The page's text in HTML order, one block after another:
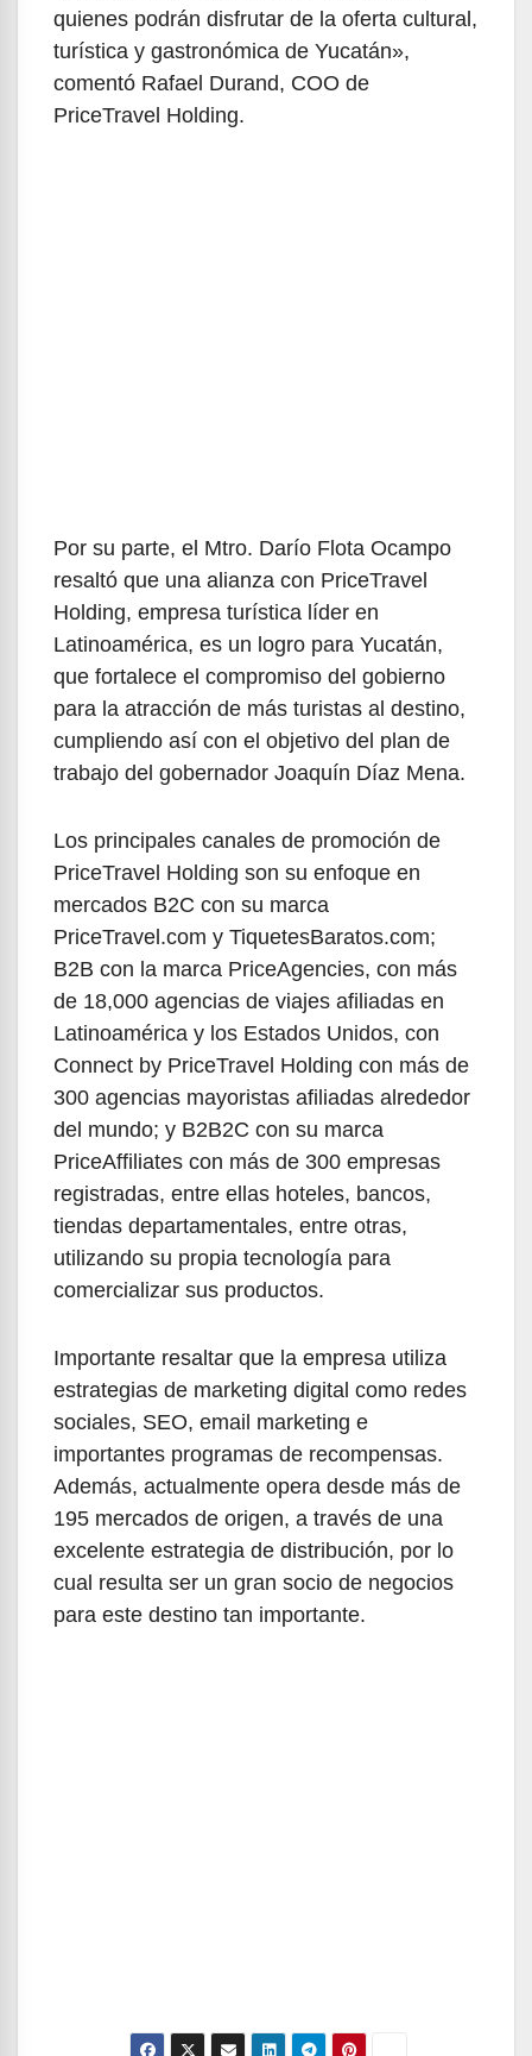
quienes podrán disfrutar de la oferta cultural,
turística y gastronómica de Yucatán»,
comentó Rafael Durand, COO de
PriceTravel Holding.
Por su parte, el Mtro. Darío Flota Ocampo
resaltó que una alianza con PriceTravel
Holding, empresa turística líder en
Latinoamérica, es un logro para Yucatán,
que fortalece el compromiso del gobierno
para la atracción de más turistas al destino,
cumpliendo así con el objetivo del plan de
trabajo del gobernador Joaquín Díaz Mena.
Los principales canales de promoción de
PriceTravel Holding son su enfoque en
mercados B2C con su marca
PriceTravel.com y TiquetesBaratos.com;
B2B con la marca PriceAgencies, con más
de 18,000 agencias de viajes afiliadas en
Latinoamérica y los Estados Unidos, con
Connect by PriceTravel Holding con más de
300 agencias mayoristas afiliadas alrededor
del mundo; y B2B2C con su marca
PriceAffiliates con más de 300 empresas
registradas, entre ellas hoteles, bancos,
tiendas departamentales, entre otras,
utilizando su propia tecnología para
comercializar sus productos.
Importante resaltar que la empresa utiliza
estrategias de marketing digital como redes
sociales, SEO, email marketing e
importantes programas de recompensas.
Además, actualmente opera desde más de
195 mercados de origen, a través de una
excelente estrategia de distribución, por lo
cual resulta ser un gran socio de negocios
para este destino tan importante.